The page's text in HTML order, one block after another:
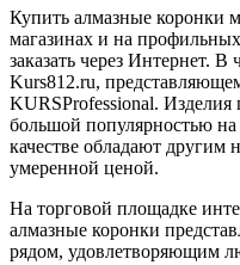
Купить алмазные коронки
магазинах и на
заказать через Интернет. В
Kurs812.ru,
KURSProfessional.
большой популярностью
качестве обладают
умеренной ценой.
На торговой площадке
алмазные коронки
рядом, удовлетворяющим